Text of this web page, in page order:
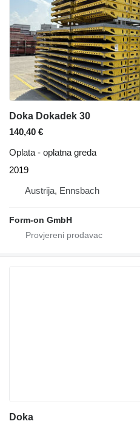
Doka Dokadek 30
140,40 €
Oplata - oplatna greda
2019
Austrija, Ennsbach
Form-on GmbH
Doka